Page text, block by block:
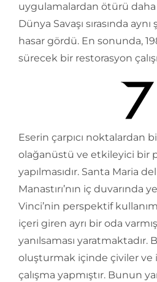
uygulamalardan ötürü daha
Dünya Savaşı sırasında
hasar gördü. En sonunda,
sürecek bir restorasyon
Eserin çarpıcı noktalardan
olağanüstü ve etkileyici bir
yapılmasıdır. Santa Maria
Manastırı’nın iç duvarında
Vinci’nin perspektif
içeri giren ayrı bir oda
yanılsaması yaratmaktadır.
oluşturmak içinde çiviler ve
çalışma yapmıştır. Bunun